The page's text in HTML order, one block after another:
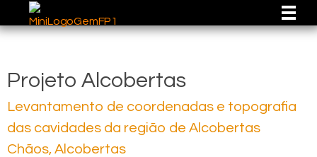
GEM - GRUPO DE ESPELEOLOGIA E MONTANHISMO
Grupo de Espeleologia e Montanhismo
Projeto Alcobertas
Levantamento de coordenadas e topografia
das cavidades da região de Alcobertas
Chãos, Alcobertas